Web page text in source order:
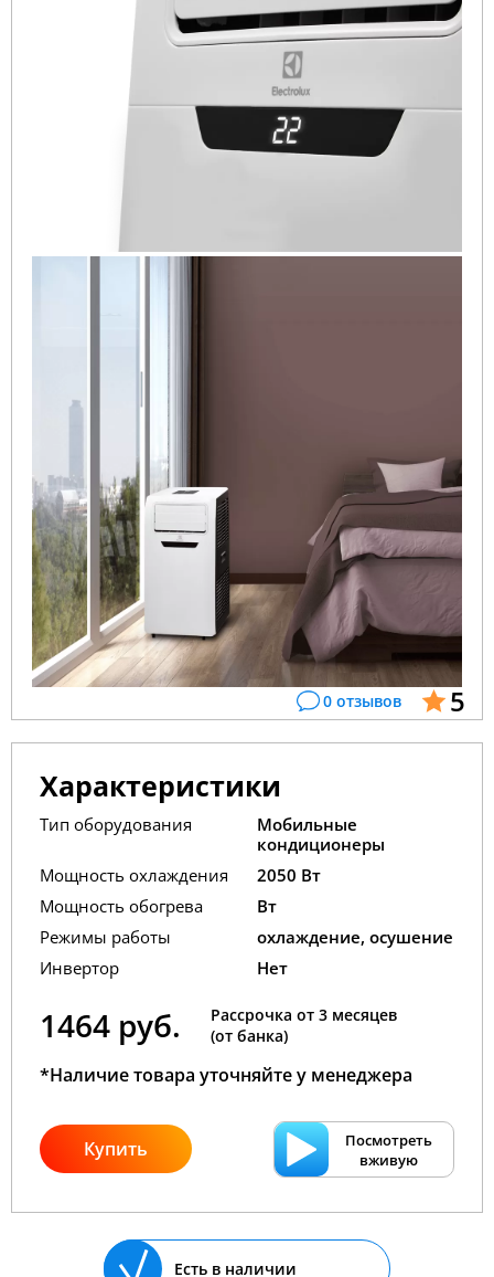
0 отзывов 5
Характеристики
Тип оборудования
Мобильные
кондиционеры
Мощность охлаждения
2050 Вт
Мощность обогрева
Вт
Режимы работы
охлаждение, осушение
Инвертор
Нет
1464 руб.
Рассрочка от 3 месяцев
(от банка)
*Наличие товара уточняйте у менеджера
Купить
Посмотреть
вживую
Есть в наличии